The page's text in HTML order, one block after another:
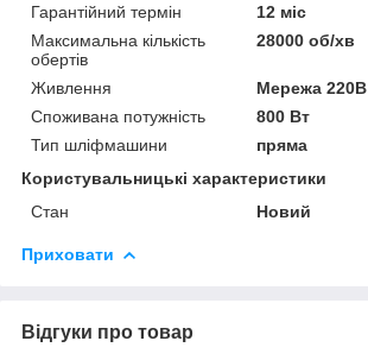
Гарантійний термін
12 міс
Максимальна кількість
обертів
28000 об/хв
Живлення
Мережа 220В
Споживана потужність
800 Вт
Тип шліфмашини
пряма
Користувальницькі характеристики
Стан
Новий
Приховати
Відгуки про товар